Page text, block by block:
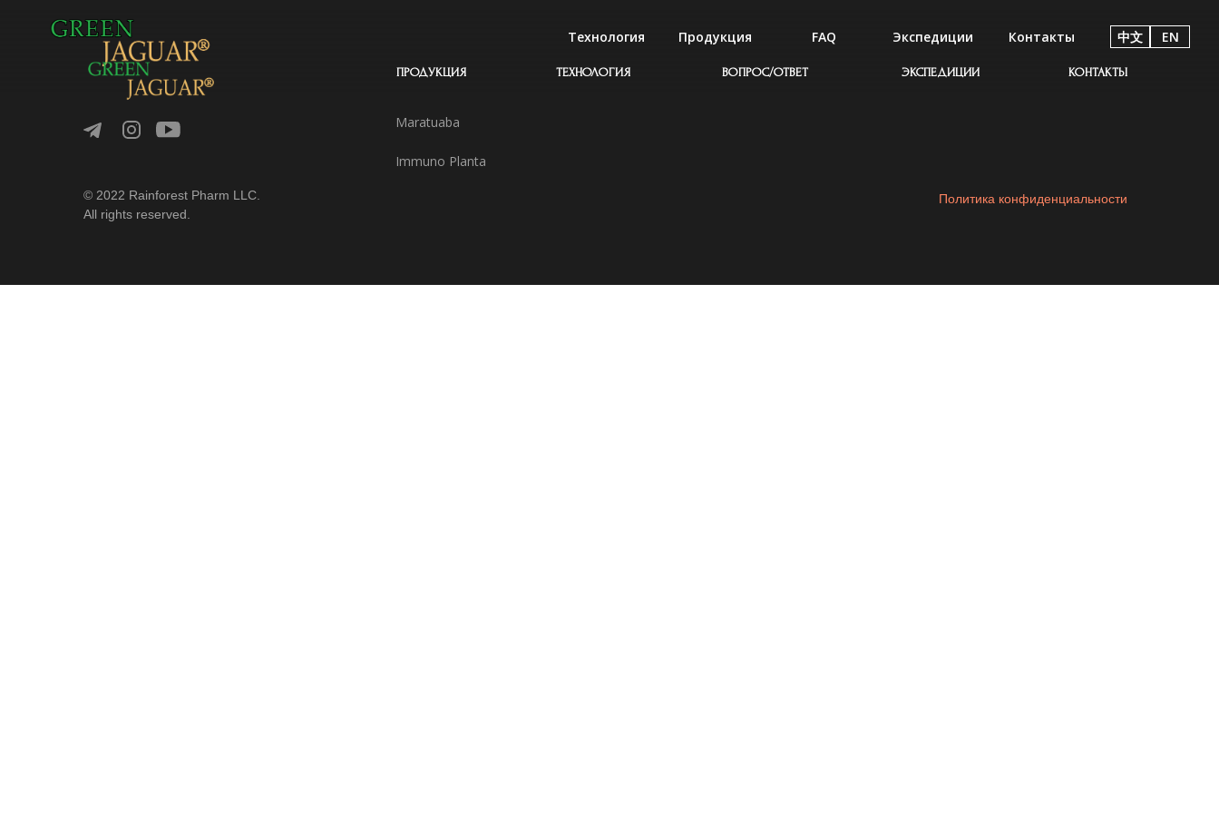
FAQ Контакты 中文 EN
Экспедиции
Технология Продукция
Политика конфиденциальности
© 2022 Rainforest Pharm LLC.
All rights reserved.
КОНТАКТЫ
ЭКСПЕДИЦИИ
Immuno Planta
ПРОДУКЦИЯ
Maratuaba
ВОПРОС/ОТВЕТ
ТЕХНОЛОГИЯ